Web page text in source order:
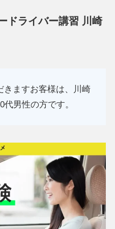
ドライバー講習 川崎
きますお客様は、川崎
男性の方です。